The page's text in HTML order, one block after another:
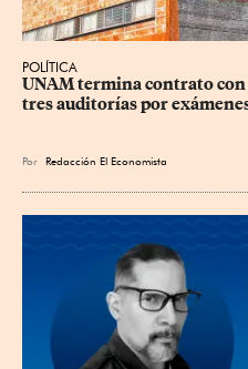
POLÍTICA
UNAM termina contrato
tres auditorías por
Por Redacción El Economista